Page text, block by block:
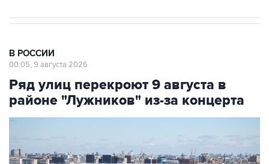
В РОССИИ
00:05, 9 августа 2026
Ряд улиц перекроют 9 августа в
районе "Лужников" из-за концерта